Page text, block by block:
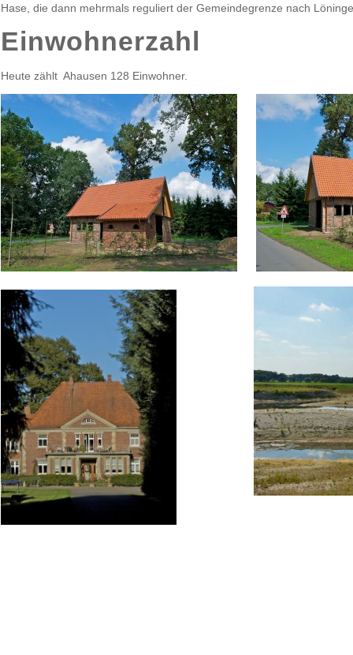
Hase, die dann mehrmals reguliert der Gemeindegrenze nach
Einwohnerzahl
Heute zählt Ahausen 128 Einwohner.